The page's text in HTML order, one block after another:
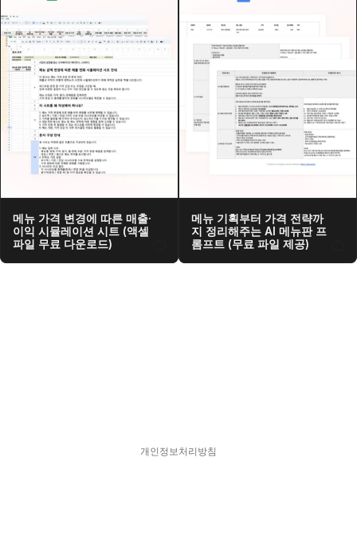
메뉴 가격 변경에 따른 매출·
이익 시뮬레이션 시트 (액셀
파일 무료 다운로드)
메뉴 기획부터 가격 전략까
지 정리해주는 AI 메뉴판 프
롬프트 (무료 파일 제공)
개인정보처리방침